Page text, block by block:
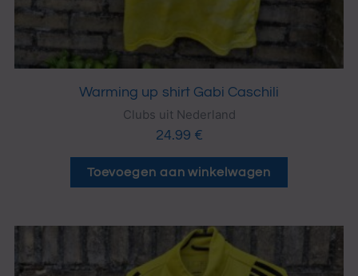
Warming up shirt Gabi Caschili
Clubs uit Nederland
24.99 €
Toevoegen aan winkelwagen